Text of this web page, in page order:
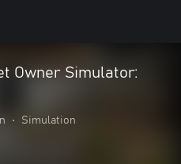
Owner Simulator:
• Simulation